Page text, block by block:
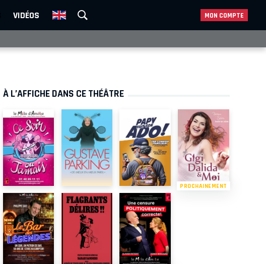
VIDÉOS MON COMPTE
À L’AFFICHE DANS CE THÉÂTRE
PROCHAINEMENT